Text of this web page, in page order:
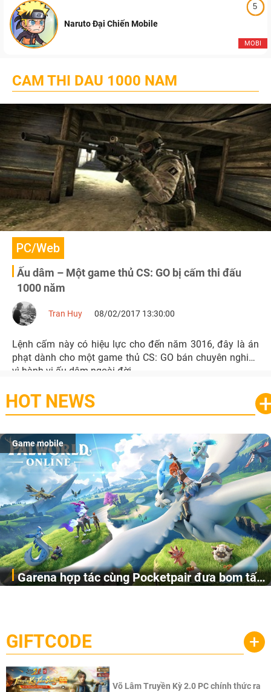
5
MOBI
Naruto Đại Chiến Mobile
CAM THI DAU 1000 NAM
PC/Web
Ấu dâm – Một game thủ CS: GO bị cấm thi đấu
1000 năm
Tran Huy 08/02/2017 13:30:00
Lệnh cấm này có hiệu lực cho đến năm 3016, đây là án
phạt dành cho một game thủ CS: GO bán chuyên nghiệp
vì hành vi ấu dâm ngoài đời.
HOT NEWS
Game mobile
Garena hợp tác cùng Pocketpair đưa bom tấn
cầu, theo giấy phép chính thức từ công ty game Nhật Bản
Pocketpair, Inc.
GIFTCODE +
Võ Lâm Truyền Kỳ 2.0 PC chính thức ra